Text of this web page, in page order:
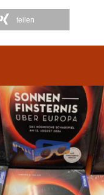
teilen